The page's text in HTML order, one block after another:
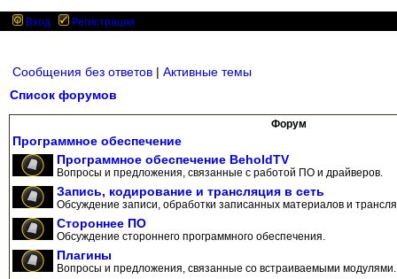
Вход Регистрация
Сообщения без ответов | Активные темы
Список форумов
Форум
Программное обеспечение
Программное обеспечение BeholdTV
Вопросы и предложения, связанные с работой ПО и драйверов.
Запись, кодирование и трансляция в сеть
Обсуждение записи, обработки записанных материалов и
Стороннее ПО
Обсуждение стороннего программного обеспечения.
Плагины
Вопросы и предложения, связанные со встраиваемыми модулями.